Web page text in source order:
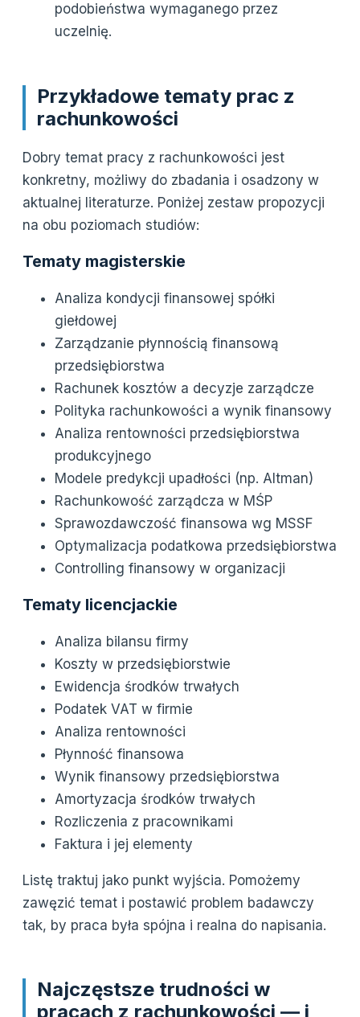
podobieństwa wymaganego przez
uczelnię.
Przykładowe tematy prac z
rachunkowości
Dobry temat pracy z rachunkowości jest
konkretny, możliwy do zbadania i osadzony w
aktualnej literaturze. Poniżej zestaw propozycji
na obu poziomach studiów:
Tematy magisterskie
Analiza kondycji finansowej spółki
giełdowej
Zarządzanie płynnością finansową
przedsiębiorstwa
Rachunek kosztów a decyzje zarządcze
Polityka rachunkowości a wynik finansowy
Analiza rentowności przedsiębiorstwa
produkcyjnego
Modele predykcji upadłości (np. Altman)
Rachunkowość zarządcza w MŚP
Sprawozdawczość finansowa wg MSSF
Optymalizacja podatkowa przedsiębiorstwa
Controlling finansowy w organizacji
Tematy licencjackie
Analiza bilansu firmy
Koszty w przedsiębiorstwie
Ewidencja środków trwałych
Podatek VAT w firmie
Analiza rentowności
Płynność finansowa
Wynik finansowy przedsiębiorstwa
Amortyzacja środków trwałych
Rozliczenia z pracownikami
Faktura i jej elementy
Listę traktuj jako punkt wyjścia. Pomożemy
zawęzić temat i postawić problem badawczy
tak, by praca była spójna i realna do napisania.
Najczęstsze trudności w
pracach z rachunkowości — i